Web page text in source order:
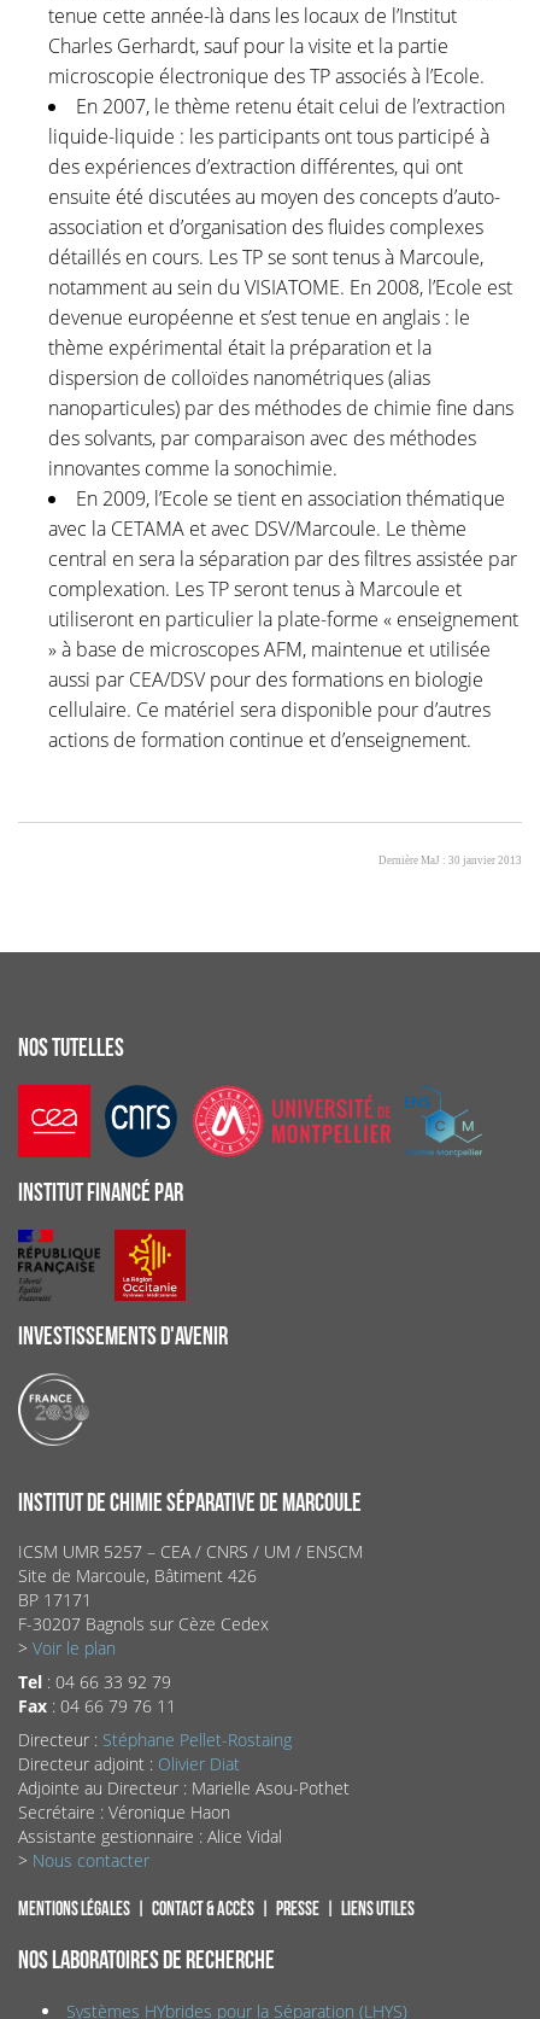
tenue cette année-là dans les locaux de l’Institut
Charles Gerhardt, sauf pour la visite et la partie
microscopie électronique des TP associés à l’Ecole.
En 2007, le thème retenu était celui de l’extraction
liquide-liquide : les participants ont tous participé à
des expériences d’extraction différentes, qui ont
ensuite été discutées au moyen des concepts d’auto-
association et d’organisation des fluides complexes
détaillés en cours. Les TP se sont tenus à Marcoule,
notamment au sein du VISIATOME. En 2008, l’Ecole est
devenue européenne et s’est tenue en anglais : le
thème expérimental était la préparation et la
dispersion de colloïdes nanométriques (alias
nanoparticules) par des méthodes de chimie fine dans
des solvants, par comparaison avec des méthodes
innovantes comme la sonochimie.
En 2009, l’Ecole se tient en association thématique
avec la CETAMA et avec DSV/Marcoule. Le thème
central en sera la séparation par des filtres assistée par
complexation. Les TP seront tenus à Marcoule et
utiliseront en particulier la plate-forme « enseignement
» à base de microscopes AFM, maintenue et utilisée
aussi par CEA/DSV pour des formations en biologie
cellulaire. Ce matériel sera disponible pour d’autres
actions de formation continue et d’enseignement.
Dernière MaJ : 30 janvier 2013
NOS TUTELLES
INSTITUT FINANCÉ PAR
INVESTISSEMENTS D'AVENIR
INSTITUT DE CHIMIE SÉPARATIVE DE MARCOULE
ICSM UMR 5257 – CEA / CNRS / UM / ENSCM
Site de Marcoule, Bâtiment 426
BP 17171
F-30207 Bagnols sur Cèze Cedex
> Voir le plan
Tel : 04 66 33 92 79
Fax : 04 66 79 76 11
Directeur : Stéphane Pellet-Rostaing
Directeur adjoint : Olivier Diat
Adjointe au Directeur : Marielle Asou-Pothet
Secrétaire : Véronique Haon
Assistante gestionnaire : Alice Vidal
> Nous contacter
Mentions légales Contact & accès Presse Liens utiles
NOS LABORATOIRES DE RECHERCHE
Systèmes HYbrides pour la Séparation (LHYS)